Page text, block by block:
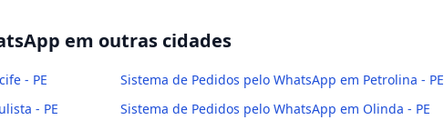
em outras cidades
- PE Sistema de Pedidos pelo WhatsApp em Petrolina - PE
- PE
Sistema de Pedidos pelo WhatsApp em Olinda - PE